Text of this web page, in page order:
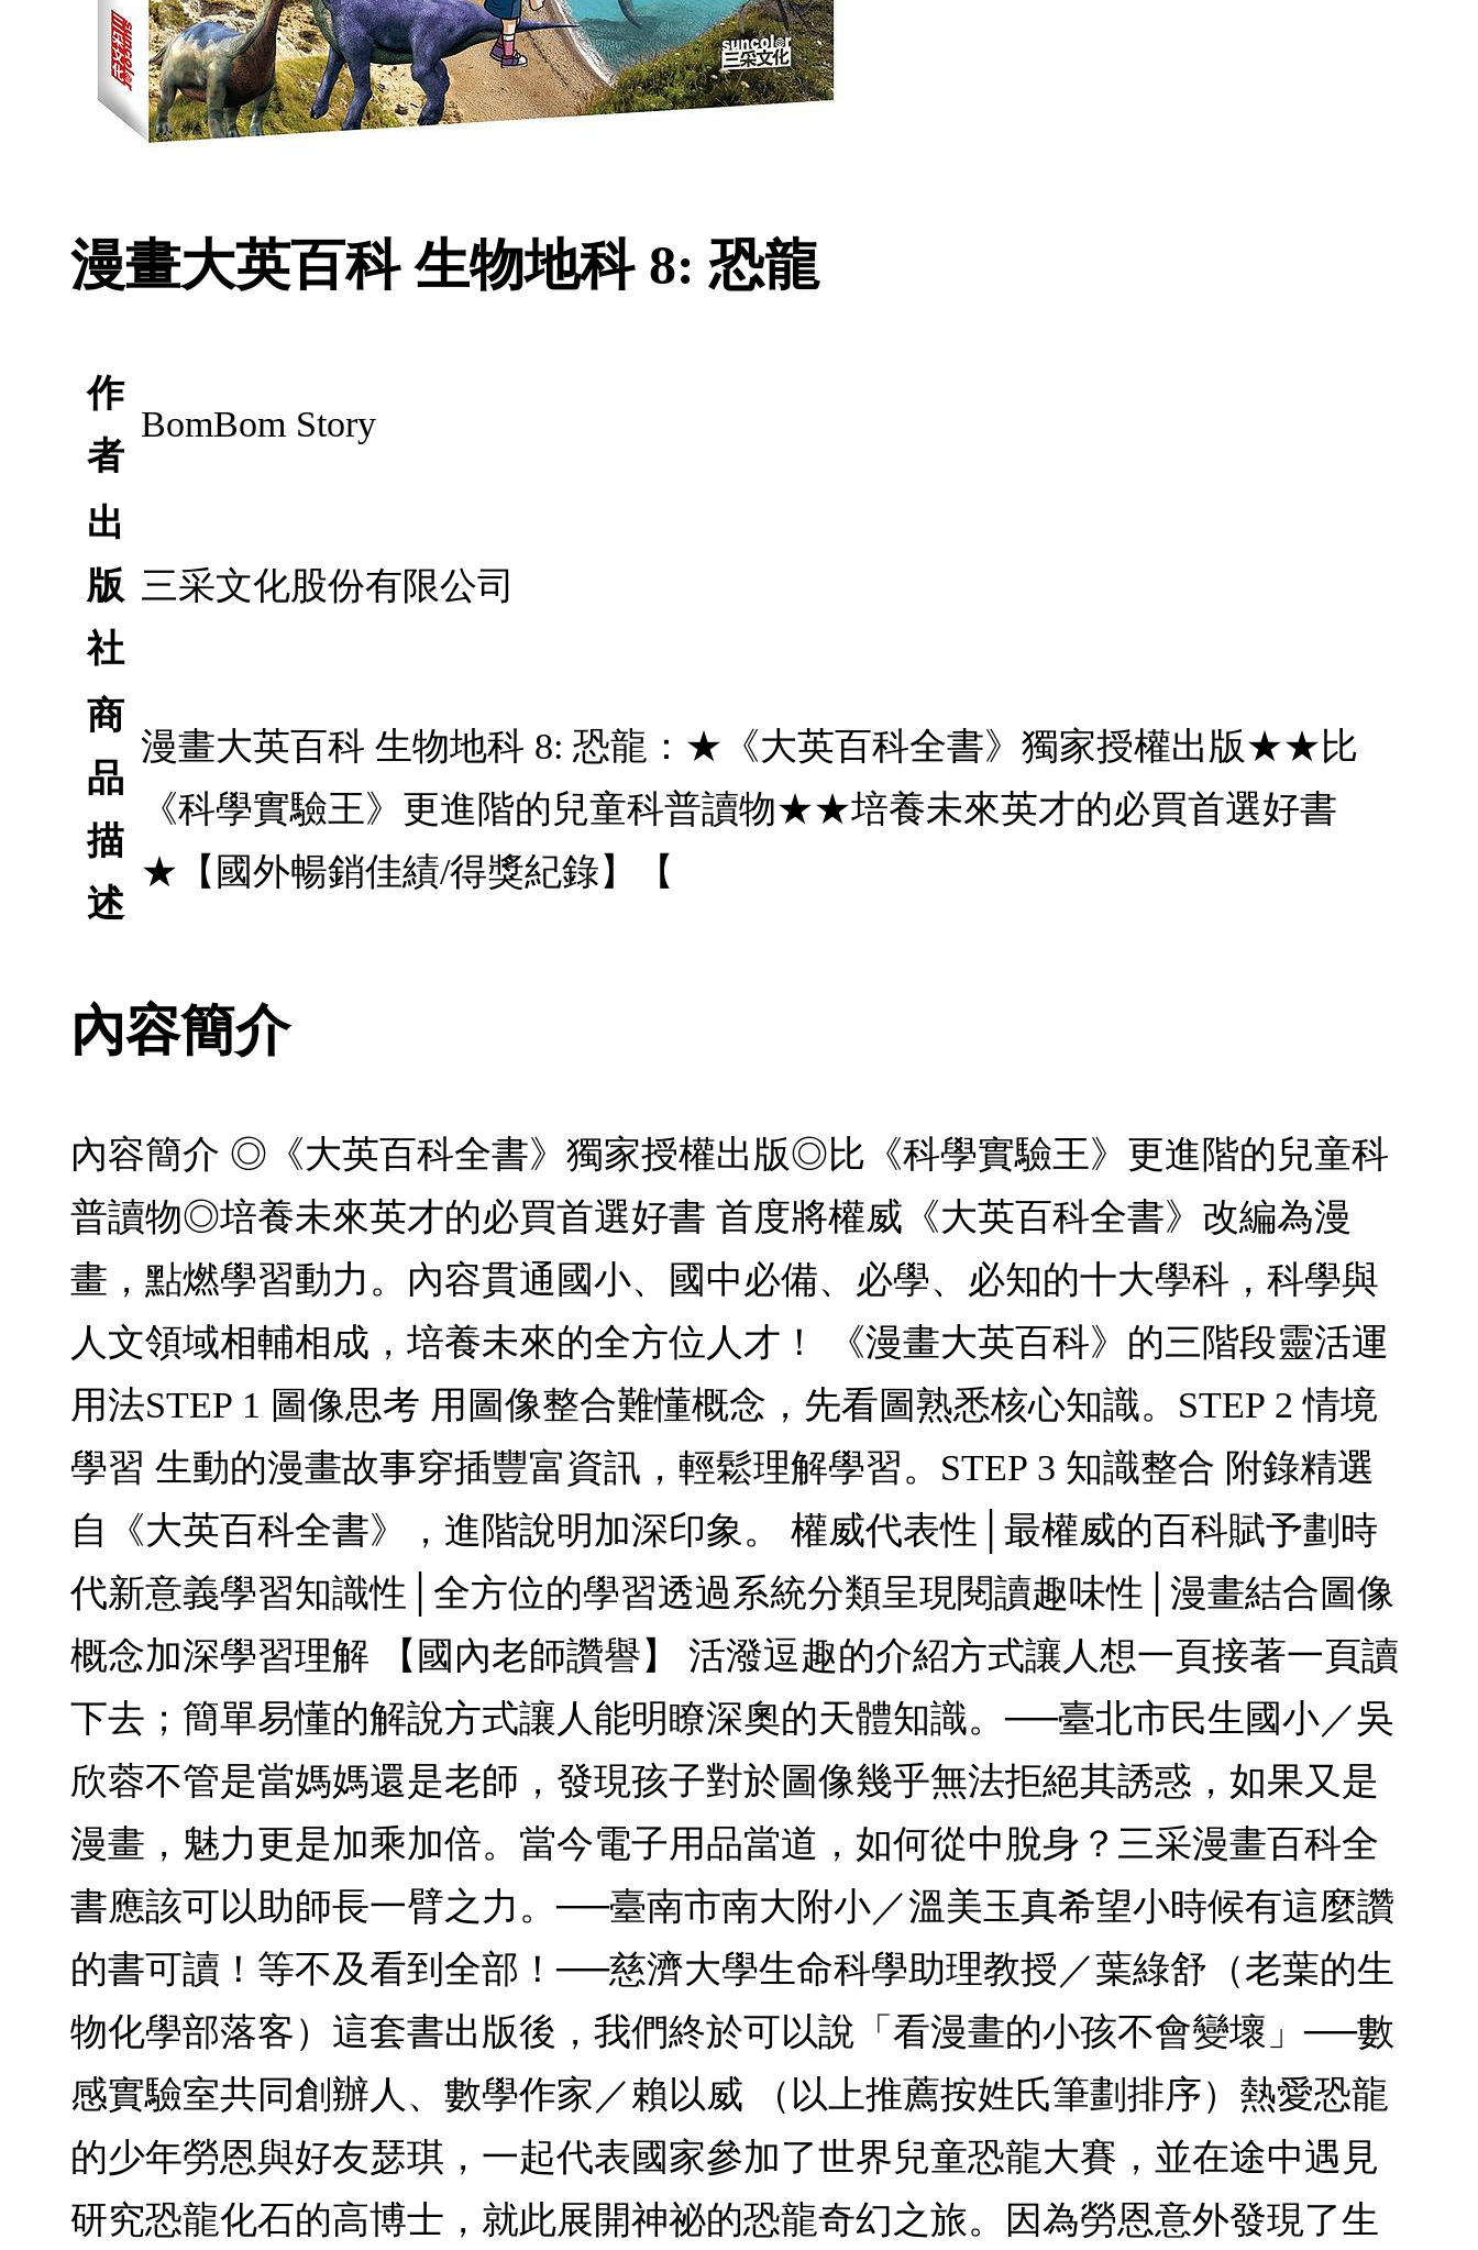
漫畫大英百科 生物地科 8: 恐龍
作
者
BomBom Story
出
版
社
三采文化股份有限公司
商
品
描
述
漫畫大英百科 生物地科 8: 恐龍：★《大英百科全書》獨家授權出版★★比
《科學實驗王》更進階的兒童科普讀物★★培養未來英才的必買首選好書
★【國外暢銷佳績/得獎紀錄】【
內容簡介
內容簡介 ◎《大英百科全書》獨家授權出版◎比《科學實驗王》更進階的兒童科
普讀物◎培養未來英才的必買首選好書 首度將權威《大英百科全書》改編為漫
畫，點燃學習動力。內容貫通國小、國中必備、必學、必知的十大學科，科學與
人文領域相輔相成，培養未來的全方位人才！ 《漫畫大英百科》的三階段靈活運
用法STEP 1 圖像思考 用圖像整合難懂概念，先看圖熟悉核心知識。STEP 2 情境
學習 生動的漫畫故事穿插豐富資訊，輕鬆理解學習。STEP 3 知識整合 附錄精選
自《大英百科全書》，進階說明加深印象。 權威代表性│最權威的百科賦予劃時
代新意義學習知識性│全方位的學習透過系統分類呈現閱讀趣味性│漫畫結合圖像
概念加深學習理解 【國內老師讚譽】 活潑逗趣的介紹方式讓人想一頁接著一頁讀
下去；簡單易懂的解說方式讓人能明瞭深奧的天體知識。──臺北市民生國小／吳
欣蓉不管是當媽媽還是老師，發現孩子對於圖像幾乎無法拒絕其誘惑，如果又是
漫畫，魅力更是加乘加倍。當今電子用品當道，如何從中脫身？三采漫畫百科全
書應該可以助師長一臂之力。──臺南市南大附小／溫美玉真希望小時候有這麼讚
的書可讀！等不及看到全部！──慈濟大學生命科學助理教授／葉綠舒（老葉的生
物化學部落客）這套書出版後，我們終於可以說「看漫畫的小孩不會變壞」──數
感實驗室共同創辦人、數學作家／賴以威 （以上推薦按姓氏筆劃排序）熱愛恐龍
的少年勞恩與好友瑟琪，一起代表國家參加了世界兒童恐龍大賽，並在途中遇見
研究恐龍化石的高博士，就此展開神祕的恐龍奇幻之旅。因為勞恩意外發現了生